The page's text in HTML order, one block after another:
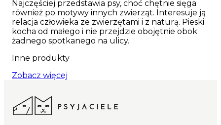
Najczęściej przedstawia psy, choć chętnie sięga
również po motywy innych zwierząt. Interesuje ją
relacja człowieka ze zwierzętami i z naturą. Pieski
kocha od małego i nie przejdzie obojętnie obok
żadnego spotkanego na ulicy.
Inne produkty
Zobacz więcej